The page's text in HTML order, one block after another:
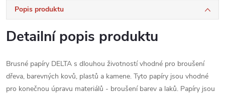
Popis produktu
Detailní popis produktu
Brusné papíry DELTA s dlouhou životností vhodné pro broušení
dřeva, barevných kovů, plastů a kamene. Tyto papíry jsou vhodné
pro konečnou úpravu materiálů - broušení barev a laků. Papíry jsou